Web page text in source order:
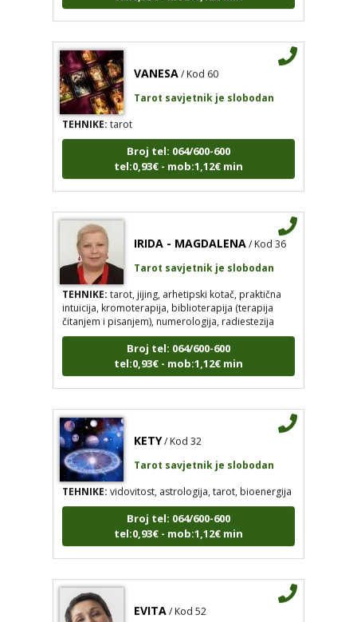
TEHNIKE:tarot
Broj tel: 064/600-600
tel:0,93€ - mob:1,12€ min
/ Kod 36
TEHNIKE:tarot, jijing, arhetipski kotač, praktična
intuicija, kromoterapija, biblioterapija (terapija
čitanjem i pisanjem), numerologija, radiestezija
Broj tel: 064/600-600
tel:0,93€ - mob:1,12€ min
TEHNIKE:vidovitost, astrologija, tarot, bioenergija
Broj tel: 064/600-600
tel:0,93€ - mob:1,12€ min